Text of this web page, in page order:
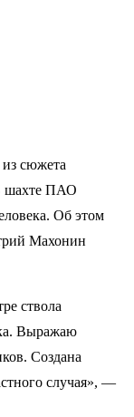
сюжета
шахте ПАО
Об этом
Махонин
ствола
Выражаю
Создана
случая», —